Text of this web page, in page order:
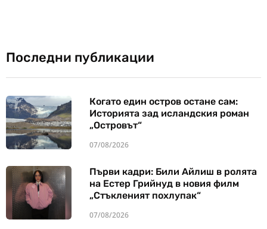
Последни публикации
Когато един остров остане сам:
Историята зад исландския роман
„Островът“
07/08/2026
Първи кадри: Били Айлиш в ролята
на Естер Грийнуд в новия филм
„Стъкленият похлупак“
07/08/2026